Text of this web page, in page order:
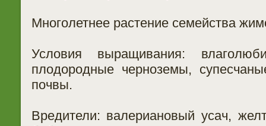
Многолетнее растение семейства
Условия выращивания:
плодородные черноземы,
почвы.
Вредители: валериановый усач,